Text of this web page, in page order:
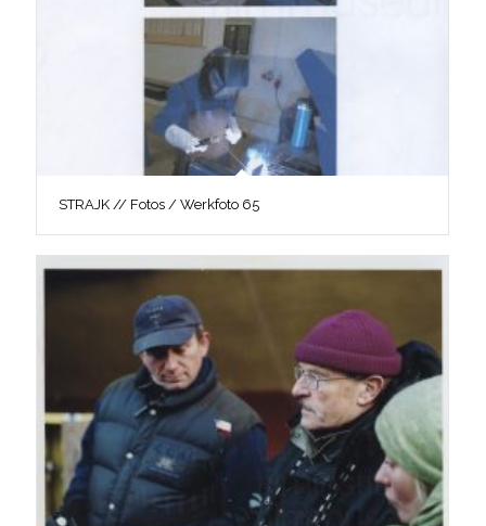
STRAJK // Fotos / Werkfoto 65